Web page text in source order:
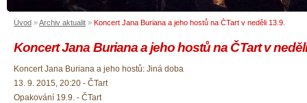
Úvod »Archiv aktualit » Koncert Jana Buriana a jeho hostů na ČTart v neděli 13.9.
Koncert Jana Buriana a jeho hostů na ČTart v
Koncert Jana Buriana a jeho hostů: Jiná doba
13. 9. 2015, 20:20 - ČTart
Opakování 19.9. - ČTart